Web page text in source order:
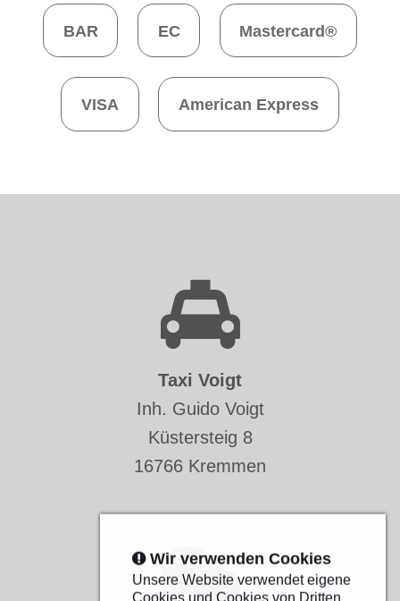
Wir verwenden Cookies
Unsere Website verwendet eigene
Cookies und Cookies von Dritten
BAR EC Mastercard®
VISA American Express
Taxi Voigt
Inh. Guido Voigt
Küstersteig 8
16766 Kremmen